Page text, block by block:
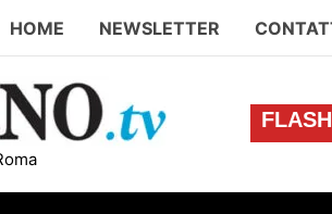
HOME NEWSLETTER
Begozzi da un milione di euro, resta